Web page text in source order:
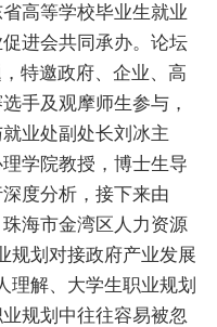
高等学校毕业生就业
进会共同承办。论坛
特邀政府、企业、高
手及观摩师生参与，
业处副处长刘冰主
学院教授，博士生导
度分析，接下来由
海市金湾区人力资源
规划对接政府产业发展
理解、大学生职业规划
规划中往往容易被忽